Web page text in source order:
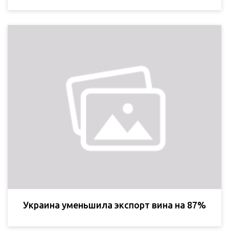
Украина уменьшила экспорт вина на 87%